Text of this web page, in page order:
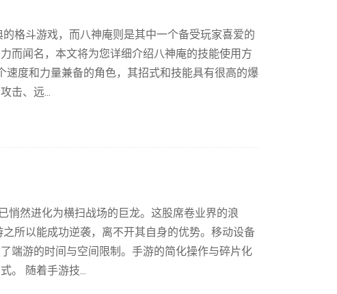
格斗游戏，而八神庵则是其中一个备受玩家喜爱的
而闻名，本文将为您详细介绍八神庵的技能使用方
速度和力量兼备的角色，其招式和技能具有很高的爆
击、远...
悄然进化为横扫战场的巨龙。这股席卷业界的浪
所以能成功逆袭，离不开其自身的优势。移动设备
端游的时间与空间限制。手游的简化操作与碎片化
。 随着手游技...